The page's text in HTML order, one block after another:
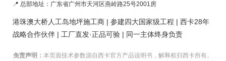
📍 总部地址：广东省广州市天河区燕岭路25号2001房
港珠澳大桥人工岛地坪施工商 | 参建四大国家级工程 | 西卡28年
战略合作伙伴 | 工厂直发·正品可验 | 同一主体终身负责
免责声明： 本页面技术参数源自西卡官方产品说明书，解释权归西卡所有。